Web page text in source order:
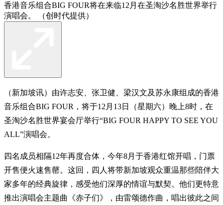
香港音乐组合BIG FOUR将在来临12月在圣淘沙名胜世界举行
演唱会。 （创时代提供）
（新加坡讯）由许志安、张卫健、梁汉文及苏永康组成的香港
音乐组合BIG FOUR，将于12月13日（星期六）晚上8时，在
圣淘沙名胜世界宴会厅举行“BIG FOUR HAPPY TO SEE YOU
ALL”演唱会。
四名成员相隔12年再度合体，今年8月于香港红馆开唱，门票
开售便火速售罄。这回，四人将带新加坡观众重温那些陪伴大
家多年的经典旋律，感受他们深厚的情谊与默契。他们更特意
推出演唱会主题曲《赤子们》，由雷颂德作曲，唱出彼此之间